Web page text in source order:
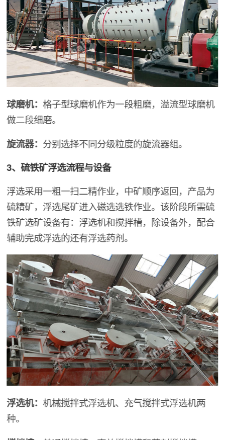
球磨机：格子型球磨机作为一段粗磨，溢流型球磨机
做二段细磨。
旋流器： 分别选择不同分级粒度的旋流器组。
3、硫铁矿浮选流程与设备
浮选采用一粗一扫二精作业，中矿顺序返回，产品为
硫精矿，浮选尾矿进入磁选选铁作业。该阶段所需硫
铁矿选矿设备有：浮选机和搅拌槽，除设备外，配合
辅助完成浮选的还有浮选药剂。
浮选机：机械搅拌式浮选机、充气搅拌式浮选机两
种。